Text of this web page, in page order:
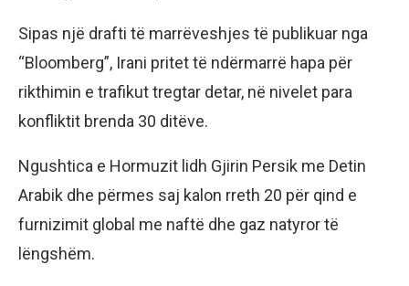
Sipas një drafti të marrëveshjes të publikuar nga
“Bloomberg”, Irani pritet të ndërmarrë hapa për
rikthimin e trafikut tregtar detar, në nivelet para
konfliktit brenda 30 ditëve.
Ngushtica e Hormuzit lidh Gjirin Persik me Detin
Arabik dhe përmes saj kalon rreth 20 për qind e
furnizimit global me naftë dhe gaz natyror të
lëngshëm.